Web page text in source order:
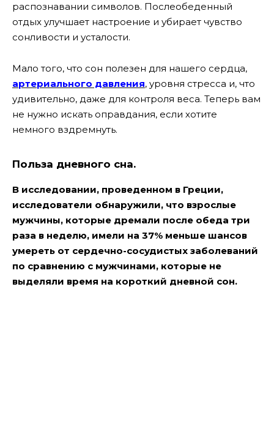
распознавании символов. Послеобеденный
отдых улучшает настроение и убирает чувство
сонливости и усталости.
Мало того, что сон полезен для нашего сердца,
артериального давления, уровня стресса и, что
удивительно, даже для контроля веса. Теперь вам
не нужно искать оправдания, если хотите
немного вздремнуть.
Польза дневного сна.
В исследовании, проведенном в Греции,
исследователи обнаружили, что взрослые
мужчины, которые дремали после обеда три
раза в неделю, имели на 37% меньше шансов
умереть от сердечно-сосудистых заболеваний
по сравнению с мужчинами, которые не
выделяли время на короткий дневной сон.